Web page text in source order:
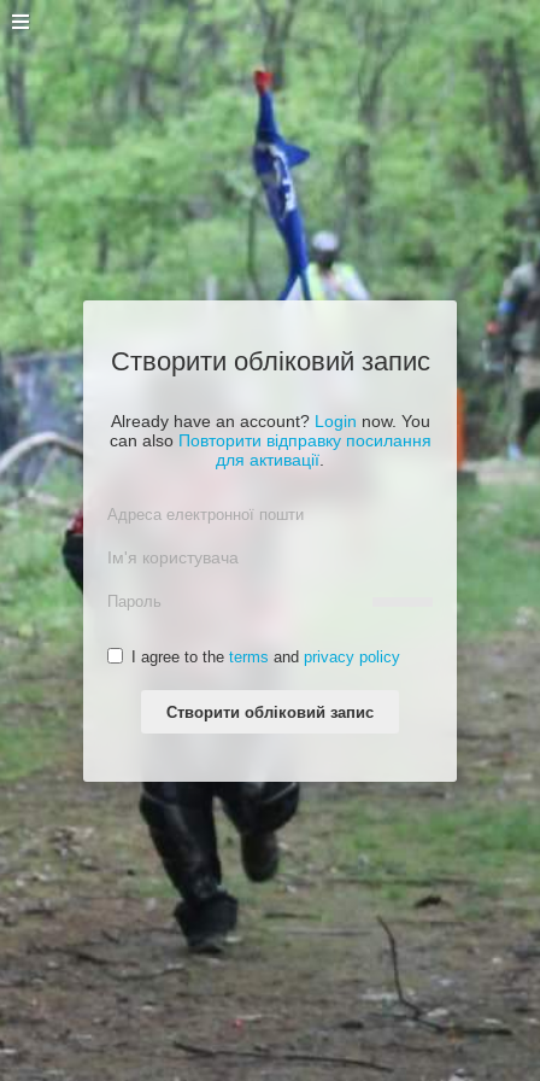
Створити обліковий запис
Already have an account? Login now. You
can also Повторити відправку посилання
для активації
I agree to the terms and privacy policy
Створити обліковий запис